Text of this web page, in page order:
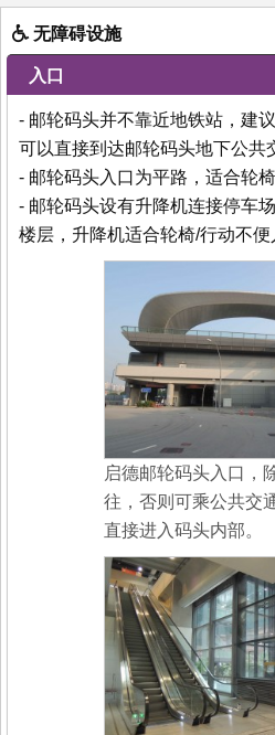
无障碍设施
入口
- 邮轮码头并不靠近地铁站，建
可以直接到达邮轮码头地下公共
- 邮轮码头入口为平路，适合轮
- 邮轮码头设有升降机连接停车
楼层，升降机适合轮椅/行动不便
启德邮轮码头入口，
往，否则可乘公共交
直接进入码头内部。